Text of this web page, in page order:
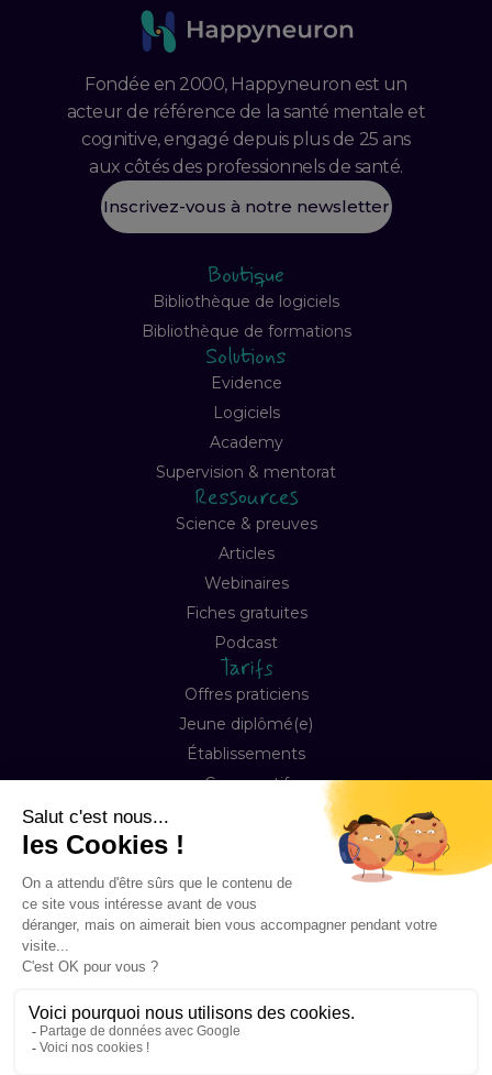
Fondée en 2000, Happyneuron est un
acteur de référence de la santé mentale et
cognitive, engagé depuis plus de 25 ans
aux côtés des professionnels de santé.
Inscrivez-vous à notre newsletter
Boutique
Bibliothèque de logiciels
Bibliothèque de formations
Solutions
Evidence
Logiciels
Academy
Supervision & mentorat
Ressources
Science & preuves
Articles
Webinaires
Fiches gratuites
Podcast
Tarifs
Offres praticiens
Jeune diplômé(e)
Établissements
Comparatif
Contact
FAQ
Copyright © 2026 Happyneuron, Tous droits réservés
Mentions légales